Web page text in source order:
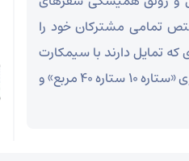
تمامی مشترکان خود را
که تمایل دارند با سیمکارت
همراه اولی خود سفر کنند، می‌توانند با شماره‌گیری «ستاره ۱۰ ستاره ۴۰ مربع» و